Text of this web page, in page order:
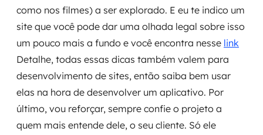
como nos filmes) a ser explorado. E eu te indico um
site que você pode dar uma olhada legal sobre isso
um pouco mais a fundo e você encontra nesse link
Detalhe, todas essas dicas também valem para
desenvolvimento de sites, então saiba bem usar
elas na hora de desenvolver um aplicativo. Por
último, vou reforçar, sempre confie o projeto a
quem mais entende dele, o seu cliente. Só ele